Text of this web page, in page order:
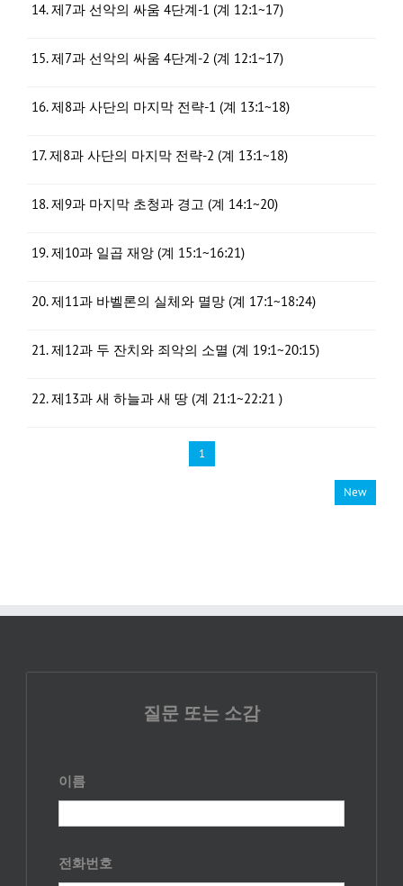
14. 제7과 선악의 싸움 4단계-1 (계 12:1~17)
15. 제7과 선악의 싸움 4단계-2 (계 12:1~17)
16. 제8과 사단의 마지막 전략-1 (계 13:1~18)
17. 제8과 사단의 마지막 전략-2 (계 13:1~18)
18. 제9과 마지막 초청과 경고 (계 14:1~20)
19. 제10과 일곱 재앙 (계 15:1~16:21)
20. 제11과 바벨론의 실체와 멸망 (계 17:1~18:24)
21. 제12과 두 잔치와 죄악의 소멸 (계 19:1~20:15)
22. 제13과 새 하늘과 새 땅 (계 21:1~22:21 )
1
New
질문 또는 소감
이름
전화번호